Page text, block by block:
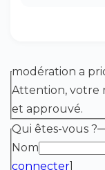
modération a
Attention, votre
et approuvé.
Qui êtes-vous ?
Nom
connecter]